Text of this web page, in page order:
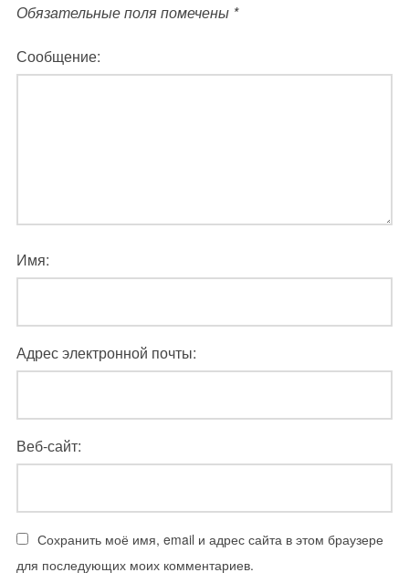
Обязательные поля помечены *
Сообщение:
Имя:
Адрес электронной почты:
Веб-сайт:
Сохранить моё имя, email и адрес сайта в этом браузере
для последующих моих комментариев.